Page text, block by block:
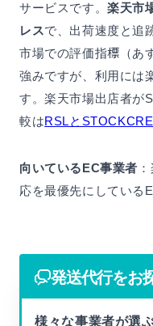
サービスです。楽天市
レスで、出荷速度と追
市場での評価指標（あ
強みですが、利用には
す。楽天市場出店者が
較はRSLと
向いているEC事業者
応を最優先にしている
発送代行をお
様々な事業者が選